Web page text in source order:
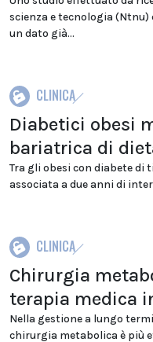
scienza e tecnologia
un dato già...
CLINICA
Diabetici obesi
bariatrica di
Tra gli obesi con diabete
associata a due anni di
CLINICA
Chirurgia
terapia medica
Nella gestione a lungo
chirurgia metabolica è più